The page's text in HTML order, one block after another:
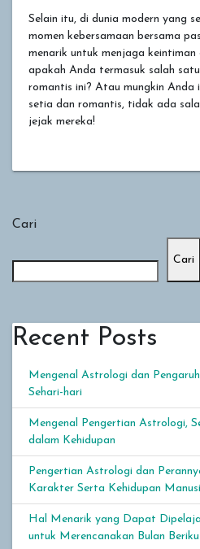
Selain itu, di dunia modern yang
momen kebersamaan bersama
menarik untuk menjaga keintiman
apakah Anda termasuk salah
romantis ini? Atau mungkin Anda
setia dan romantis, tidak ada
jejak mereka!
Cari
Cari
Recent Posts
Mengenal Astrologi dan
Sehari-hari
Mengenal Pengertian Astrologi,
dalam Kehidupan
Pengertian Astrologi dan
Karakter Serta Kehidupan
Hal Menarik yang Dapat
untuk Merencanakan Bulan